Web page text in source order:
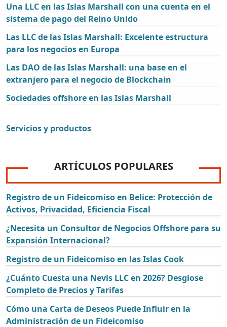
Una LLC en las Islas Marshall con una cuenta en el
sistema de pago del Reino Unido
Las LLC de las Islas Marshall: Excelente estructura
para los negocios en Europa
Las DAO de las Islas Marshall: una base en el
extranjero para el negocio de Blockchain
Sociedades offshore en las Islas Marshall
Servicios y productos
ARTÍCULOS POPULARES
Registro de un Fideicomiso en Belice: Protección de
Activos, Privacidad, Eficiencia Fiscal
¿Necesita un Consultor de Negocios Offshore para su
Expansión Internacional?
Registro de un Fideicomiso en las Islas Cook
¿Cuánto Cuesta una Nevis LLC en 2026? Desglose
Completo de Precios y Tarifas
Cómo una Carta de Deseos Puede Influir en la
Administración de un Fideicomiso